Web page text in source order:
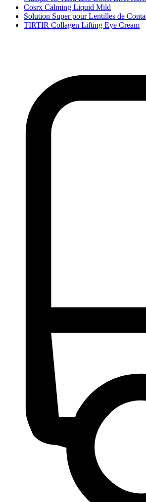
Cosrx Calming Liquid Mild
Solution Super pour Lentilles de
TIRTIR Collagen Lifting Eye Cream